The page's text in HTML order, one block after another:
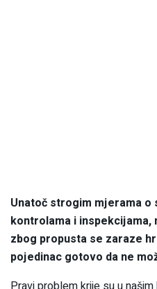
Unatoč strogim mjerama
kontrolama i
zbog propusta se zaraze
pojedinac gotovo da ne